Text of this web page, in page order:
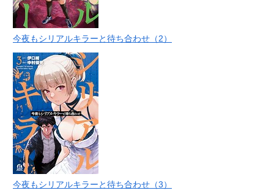
今夜もシリアルキラーと待ち合わせ（2）
今夜もシリアルキラーと待ち合わせ（3）